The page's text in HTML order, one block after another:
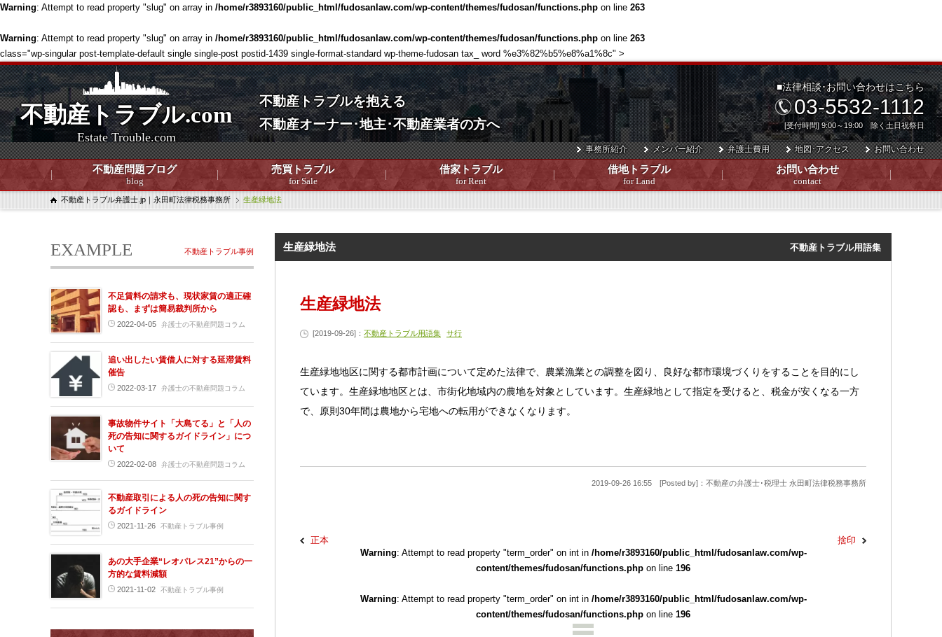
Warning: Attempt to read property "slug" on array in /home/r3893160/public_html/fudosanlaw.com/wp-content/themes/fudosan/functions.php on line 263
Warning: Attempt to read property "slug" on array in /home/r3893160/public_html/fudosanlaw.com/wp-content/themes/fudosan/functions.php on line 263
class="wp-singular post-template-default single single-post postid-1439 single-format-standard wp-theme-fudosan tax_ word %e3%82%b5%e8%a1%8c" >
不動産トラブル.com
Estate Trouble.com
不動産トラブルを抱える
不動産オーナー･地主･不動産業者の方へ
不動産問題ブログ
blog
売買トラブル
for Sale
借家トラブル
for Rent
借地トラブル
for Land
お問い合わせ
contact
事務所紹介 メンバー紹介 弁護士費用 地図･アクセス お問い合わせ
■法律相談･お問い合わせはこちら
03-5532-1112
[受付時間] 9:00～19:00 除く土日祝祭日
不動産トラブル弁護士.jp｜永田町法律税務事務所 生産緑地法
生産緑地法 不動産トラブル用語集
生産緑地法
[2019-09-26]： 不動産トラブル用語集 サ行
生産緑地地区に関する都市計画について定めた法律で、農業漁業との調整を図り、良好な都市環境づくりをすることを目的にし
ています。生産緑地地区とは、市街化地域内の農地を対象としています。生産緑地として指定を受けると、税金が安くなる一方
で、原則30年間は農地から宅地への転用ができなくなります。
2019-09-26 16:55 [Posted by]：不動産の弁護士･税理士 永田町法律税務事務所
Warning: Attempt to read property "term_order" on int in /home/r3893160/public_html/fudosanlaw.com/wp-
content/themes/fudosan/functions.php on line 196
Warning: Attempt to read property "term_order" on int in /home/r3893160/public_html/fudosanlaw.com/wp-
content/themes/fudosan/functions.php on line 196
正本 捨印
不動産トラブル事例
EXAMPLE
不足賃料の請求も、現状家賃の適正確
認も、まずは簡易裁判所から
2022-04-05 弁護士の不動産問題コラム
追い出したい賃借人に対する延滞賃料
催告
2022-03-17 弁護士の不動産問題コラム
事故物件サイト「大島てる」と「人の
死の告知に関するガイドライン」につ
いて
2022-02-08 弁護士の不動産問題コラム
不動産取引による人の死の告知に関す
るガイドライン
2021-11-26 不動産トラブル事例
あの大手企業“レオパレス21”からの一
方的な賃料減額
2021-11-02 不動産トラブル事例